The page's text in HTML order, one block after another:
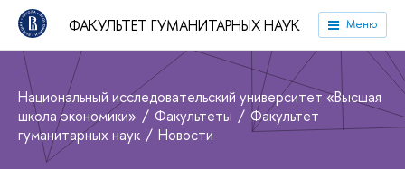
ФАКУЛЬТЕТ ГУМАНИТАРНЫХ НАУК Меню
Национальный исследовательский университет «Высшая
школа экономики»
Факультеты
Факультет
гуманитарных наук
Новости